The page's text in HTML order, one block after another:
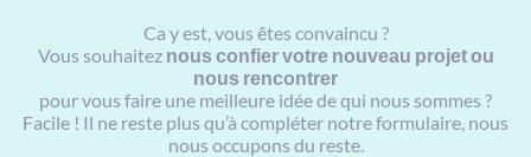
Ca y est, vous êtes convaincu ?
Vous souhaitez nous confier votre nouveau projet ou
nous rencontrer
pour vous faire une meilleure idée de qui nous sommes ?
Facile ! Il ne reste plus qu’à compléter notre formulaire, nous
nous occupons du reste.